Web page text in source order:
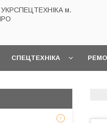
м.
СПЕЦТЕХНІКА